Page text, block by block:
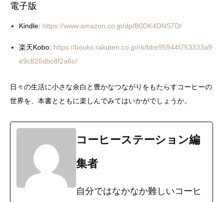
電子版
Kindle: https://www.amazon.co.jp/dp/B0DK4DNS7D/
楽天Kobo: https://books.rakuten.co.jp/rk/bbe95944f753333a9
e9c826dbc8f2a6c/
日々の生活に小さな余白と豊かなつながりをもたらすコーヒーの
世界を、本書とともに楽しんでみてはいかがでしょうか。
コーヒーステーション編
集者
自分ではなかなか難しいコーヒ